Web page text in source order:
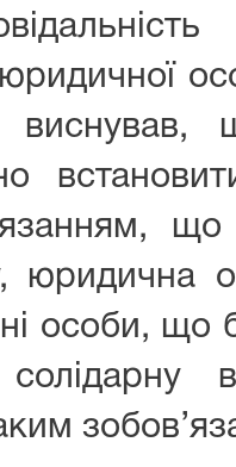
виснував,
що
юридична
особи, що